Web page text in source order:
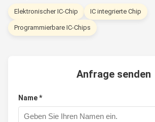
Elektronischer IC-Chip IC integrierte Chip
Programmierbare IC-Chips
Anfrage senden
Name *